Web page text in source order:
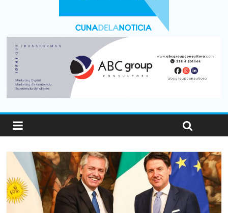
El consumo sigue frenado: las ventas minoristas cayeron 3,8 en
julio y acumulan siete meses en baja